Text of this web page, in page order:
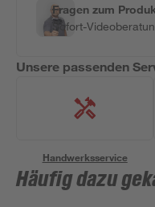
Fragen zum
Sofort-
Unsere passenden
Handwerksservice
Häufig dazu